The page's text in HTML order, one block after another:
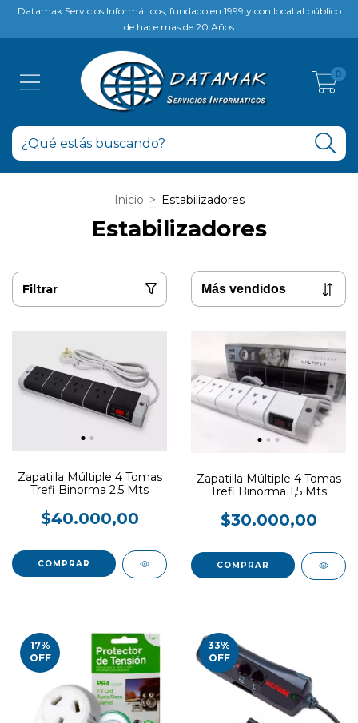
Datamak Servicios Informáticos, fundado en 1999 y con local al público
de hace mas de 20 Años
0
Inicio > Estabilizadores
Estabilizadores
Filtrar
Zapatilla Múltiple 4 Tomas
Trefi Binorma 2,5 Mts
$40.000,00
Zapatilla Múltiple 4 Tomas
Trefi Binorma 1,5 Mts
$30.000,00
17%
OFF
33%
OFF